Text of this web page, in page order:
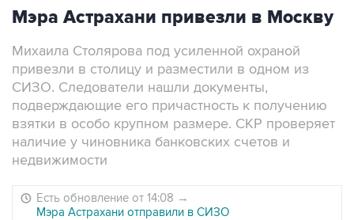
Мэра Астрахани привезли в Москву
Михаила Столярова под усиленной охраной
привезли в столицу и разместили в одном из
СИЗО. Следователи нашли документы,
подверждающие его причастность к получению
взятки в особо крупном размере. СКР проверяет
наличие у чиновника банковских счетов и
недвижимости
Есть обновление от 14:08 →
Мэра Астрахани отправили в СИЗО